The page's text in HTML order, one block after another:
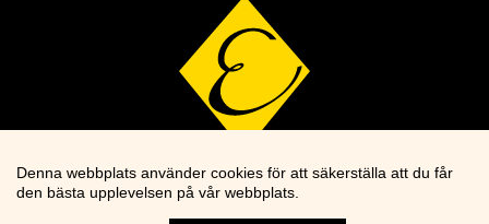
Denna webbplats använder cookies för att säkerställa att du får
den bästa upplevelsen på vår webbplats.